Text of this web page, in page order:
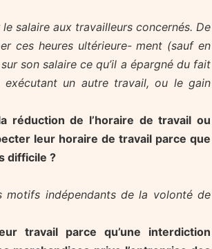
salaire aux travailleurs concernés. De
ces heures ultérieure- ment (sauf en
son salaire ce qu’il a épargné du fait
exécutant un autre travail, ou le gain
réduction de l’horaire de travail ou
leur horaire de travail parce que
difficile ?
indépendants de la volonté de
travail parce qu’une interdiction